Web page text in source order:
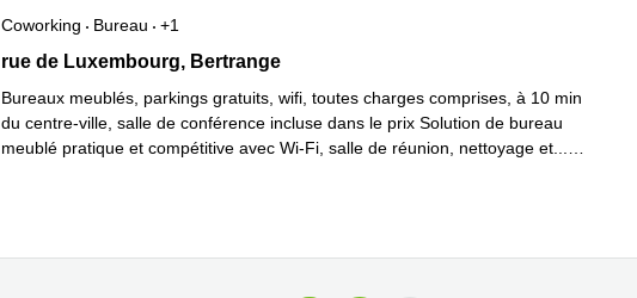
Coworking Bureau
+1
177 rue de Luxembourg, Bertrange
rue de Luxembourg, Bertrange
Bureaux meublés, parkings gratuits, wifi, toutes charges comprises, à 10 min
du centre-ville, salle de conférence incluse dans le prix Solution de bureau
meublé pratique et compétitive avec Wi-Fi, salle de réunion, nettoyage et